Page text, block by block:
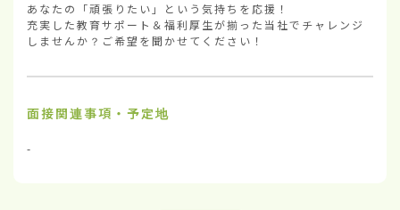
あなたの「頑張りたい」という気持ちを応援！
充実した教育サポート＆福利厚生が揃った当社でチャレンジ
しませんか？ご希望を聞かせてください！
面接関連事項・予定地
-